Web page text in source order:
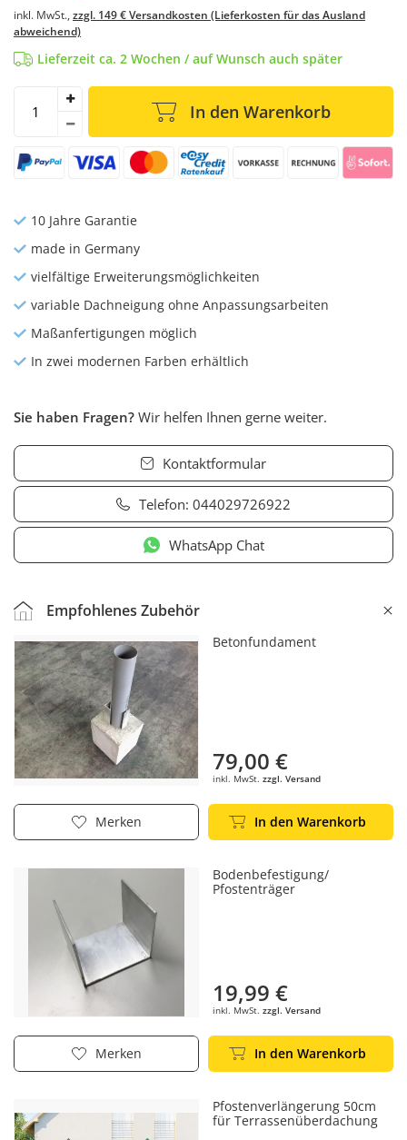
inkl. MwSt., zzgl. 149 € Versandkosten (Lieferkosten für das Ausland
abweichend)
Lieferzeit ca. 2 Wochen / auf Wunsch auch später
In den Warenkorb
10 Jahre Garantie
made in Germany
vielfältige Erweiterungsmöglichkeiten
variable Dachneigung ohne Anpassungsarbeiten
Maßanfertigungen möglich
In zwei modernen Farben erhältlich
Sie haben Fragen? Wir helfen Ihnen gerne weiter.
Kontaktformular
Telefon: 044029726922
WhatsApp Chat
Empfohlenes Zubehör
Betonfundament
79,00 €
inkl. MwSt. zzgl. Versand
Merken In den Warenkorb
Bodenbefestigung/
Pfostenträger
19,99 €
inkl. MwSt. zzgl. Versand
Merken In den Warenkorb
Pfostenverlängerung 50cm
für Terrassenüberdachung